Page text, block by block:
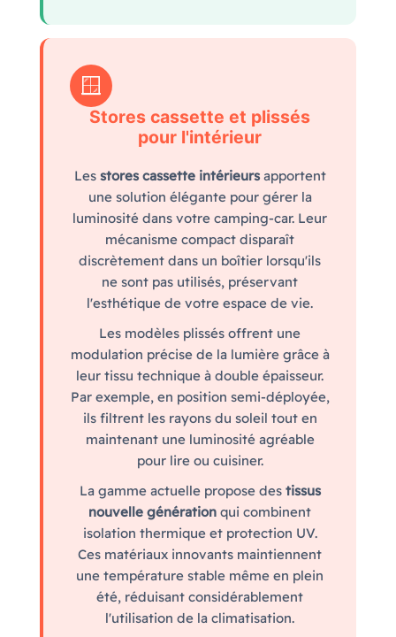
🪟
Stores cassette et plissés
pour l'intérieur
Les stores cassette intérieursapportent
une solution élégante pour gérer la
luminosité dans votre camping-car. Leur
mécanisme compact disparaît
discrètement dans un boîtier lorsqu'ils
ne sont pas utilisés, préservant
l'esthétique de votre espace de vie.
Les modèles plissés offrent une
modulation précise de la lumière grâce à
leur tissu technique à double épaisseur.
Par exemple, en position semi-déployée,
ils filtrent les rayons du soleil tout en
maintenant une luminosité agréable
pour lire ou cuisiner.
La gamme actuelle propose des tissus
nouvelle génération qui combinent
isolation thermique et protection UV.
Ces matériaux innovants maintiennent
une température stable même en plein
été, réduisant considérablement
l'utilisation de la climatisation.